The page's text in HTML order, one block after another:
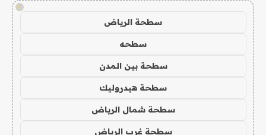
!
سطحة الرياض
سطحه
سطحة بين المدن
سطحة هيدروليك
سطحة شمال الرياض
سطحة غرب الرياض